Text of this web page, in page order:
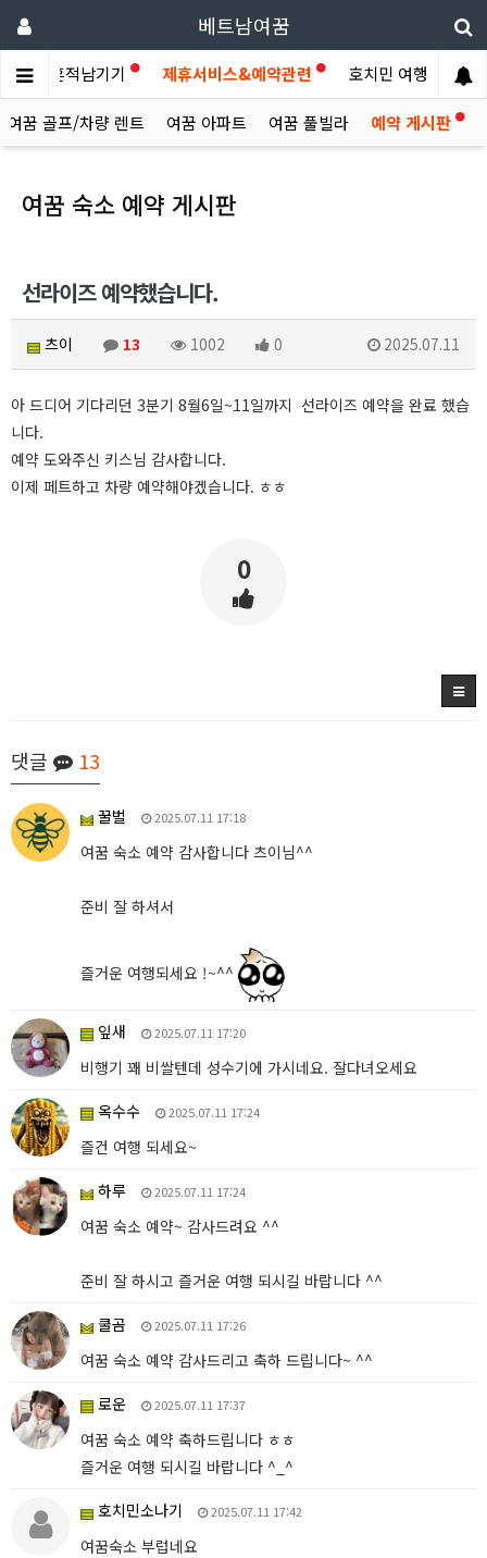
베트남여꿈
기 흔적남기기 제휴서비스&예약관련 호치민 여행후기
여꿈 골프/차량 렌트 여꿈 아파트 여꿈 풀빌라 예약 게시판
여꿈 숙소 예약 게시판
선라이즈 예약했습니다.
츠이 13 1002 0 2025.07.11
아 드디어 기다리던 3분기 8월6일~11일까지 선라이즈 예약을 완료 했습
니다.
예약 도와주신 키스님 감사합니다.
이제 페트하고 차량 예약해야겠습니다. ㅎㅎ
0
댓글 13
꿀벌 2025.07.11 17:18
여꿈 숙소 예약 감사합니다 츠이님^^
준비 잘 하셔서
즐거운 여행되세요 !~^^
잎새 2025.07.11 17:20
비행기 꽤 비쌀텐데 성수기에 가시네요. 잘다녀오세요
옥수수
2025.07.11 17:24
즐건 여행 되세요~
하루
2025.07.11 17:24
여꿈 숙소 예약~ 감사드려요 ^^
준비 잘 하시고 즐거운 여행 되시길 바랍니다 ^^
쿨곰
2025.07.11 17:26
여꿈 숙소 예약 감사드리고 축하 드립니다~ ^^
로운
2025.07.11 17:37
여꿈 숙소 예약 축하드립니다 ㅎㅎ
즐거운 여행 되시길 바랍니다 ^_^
호치민소나기
2025.07.11 17:42
여꿈숙소 부럽네요